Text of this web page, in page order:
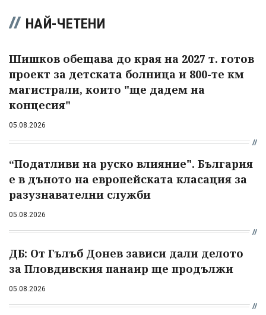
НАЙ-ЧЕТЕНИ
Шишков обещава до края на 2027 т. готов
проект за детската болница и 800-те км
магистрали, които "ще дадем на
концесия"
05.08.2026
“Податливи на руско влияние". България
е в дъното на европейската класация за
разузнавателни служби
05.08.2026
ДБ: От Гълъб Донев зависи дали делото
за Пловдивския панаир ще продължи
05.08.2026